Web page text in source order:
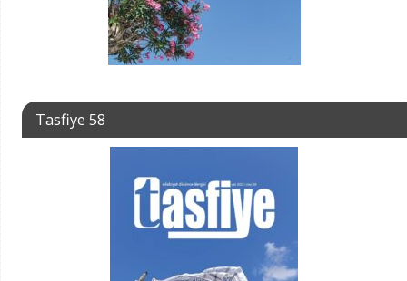
Tasfiye 58